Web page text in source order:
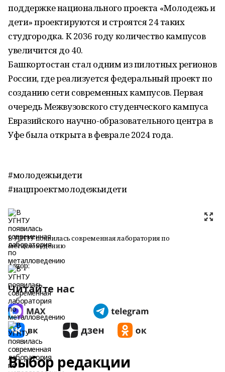
поддержке национального проекта «Молодежь и
дети» проектируются и строятся 24 таких
студгородка. К 2036 году количество кампусов
увеличится до 40.
Башкортостан стал одним из пилотных регионов
России, где реализуется федеральный проект по
созданию сети современных кампусов. Первая
очередь Межвузовского студенческого кампуса
Евразийского научно-образовательного центра в
Уфе была открыта в феврале 2024 года.
#молодежьидети
#нацпроектмолодежьидети
В УГНТУ появилась современная лаборатория по
металловедению
Автор:
Читайте нас
Выбор редакции